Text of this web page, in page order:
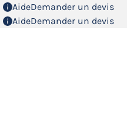
AideDemander un devis
AideDemander un devis